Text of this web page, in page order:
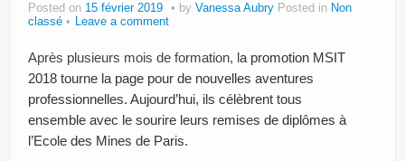
Posted on 15 février 2019 by Vanessa Aubry Posted in Non
classé
Leave a comment
Après plusieurs mois de formation, la promotion MSIT
2018 tourne la page pour de nouvelles aventures
professionnelles. Aujourd’hui, ils célèbrent tous
ensemble avec le sourire leurs remises de diplômes à
l’Ecole des Mines de Paris.